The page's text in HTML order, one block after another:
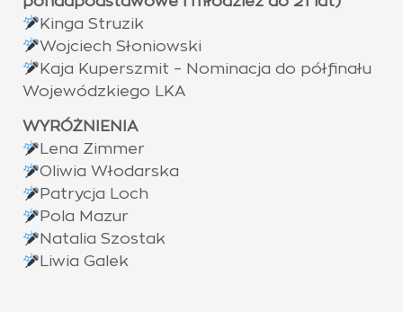
Kinga Struzik
Wojciech Słoniowski
Kaja Kuperszmit – Nominacja do półfinału
Wojewódzkiego LKA
WYRÓŻNIENIA
Lena Zimmer
Oliwia Włodarska
Patrycja Loch
Pola Mazur
Natalia Szostak
Liwia Galek